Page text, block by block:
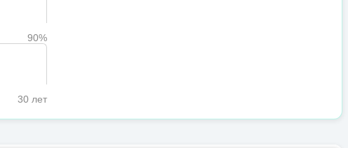
90%
30 лет